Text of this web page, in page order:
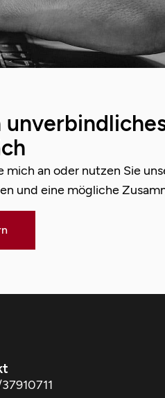
mich an oder nutzen Sie
und eine mögliche